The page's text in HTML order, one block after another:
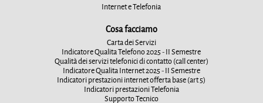
Internet e Telefonia
Cosa facciamo
Carta dei Servizi
Indicatore Qualita Telefono 2025 - II Semestre
Qualità dei servizi telefonici di contatto (call center)
Indicatore Qualita Internet 2025 - II Semestre
Indicatori prestazioni internet offerta base (art 5)
Indicatori prestazioni Telefonia
Supporto Tecnico